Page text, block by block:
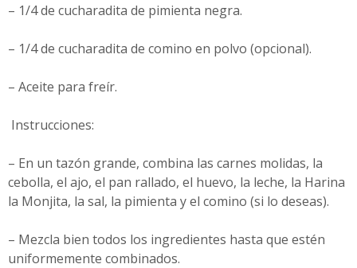
– 1/4 de cucharadita de pimienta negra.
– 1/4 de cucharadita de comino en polvo (opcional).
– Aceite para freír.
Instrucciones:
– En un tazón grande, combina las carnes molidas, la
cebolla, el ajo, el pan rallado, el huevo, la leche, la Harina
la Monjita, la sal, la pimienta y el comino (si lo deseas).
– Mezcla bien todos los ingredientes hasta que estén
uniformemente combinados.